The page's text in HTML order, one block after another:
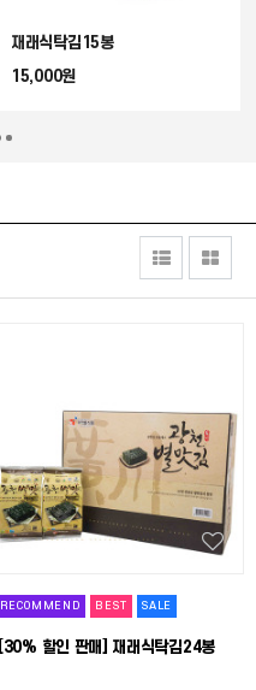
재래식탁김15봉
15,000원
RECOMMEND BEST SALE
[30% 할인 판매] 재래식탁김24봉